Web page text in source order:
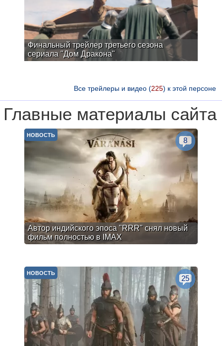
Финальный трейлер третьего сезона
сериала "Дом Дракона"
Все трейлеры и видео (225) к этой персоне
Главные материалы сайта
Автор индийского эпоса "RRR" снял новый
фильм полностью в IMAX
НОВОСТЬ
8
НОВОСТЬ
25